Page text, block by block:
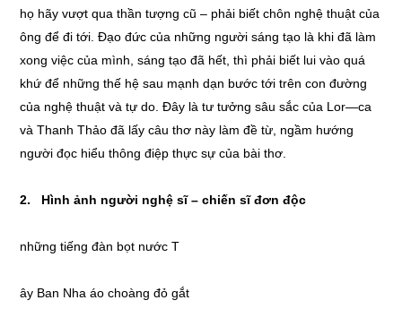
họ hãy vượt qua thần tượng cũ – phải biết chôn nghệ thuật của
ông để đi tới. Đạo đức của những người sáng tạo là khi đã làm
xong việc của mình, sáng tạo đã hết, thì phải biết lui vào quá
khứ để những thế hệ sau mạnh dạn bước tới trên con đường
của nghệ thuật và tự do. Đây là tư tưởng sâu sắc của Lor—ca
và Thanh Thảo đã lấy câu thơ này làm đề từ, ngầm hướng
người đọc hiểu thông điệp thực sự của bài thơ.
2. Hình ảnh người nghệ sĩ – chiến sĩ đơn độc
những tiếng đàn bọt nước T
ây Ban Nha áo choàng đỏ gắt